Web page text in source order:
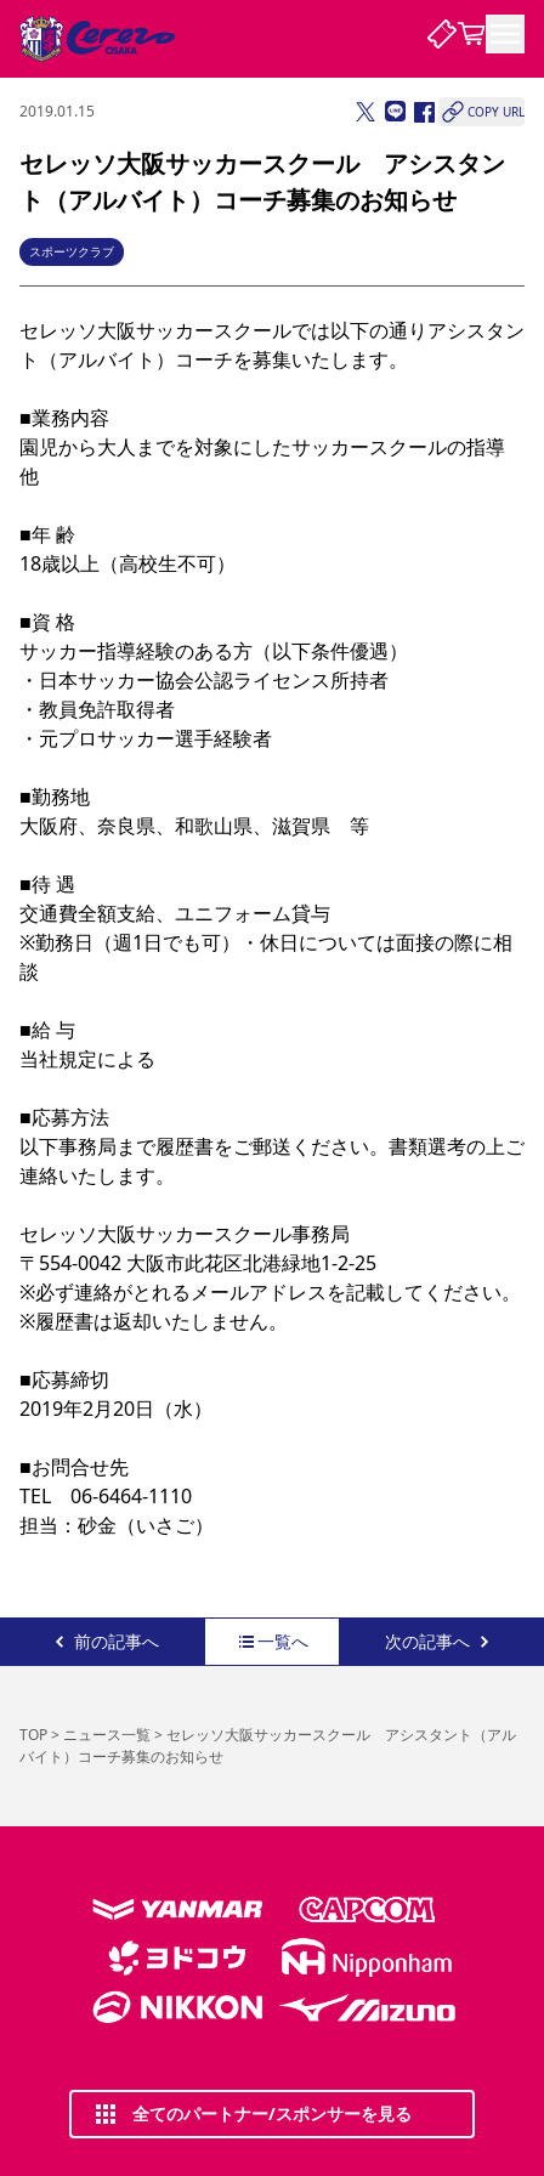
試合・チーム
試合について
試合日程 / 結果
チームについて
選手・スタッフ スケジュール メディア情報 アクセス
レディース
アカデミー ハナサカプレーヤー 歴代所属選手
観戦する
チケット
チケット情報 販売スケジュール 価格・席種 購入方法
シーズンシート
法人シーズンシート 福祉サービス
特定興行入場券
譲渡サービス リセールサービス
観戦ガイド
初めて観戦ガイド キッズ向けサービス グルメ
マッチデープログラム
YANMAR HANASAKA STADIUM
DAZNで観戦
アウェイツアー
アウェイツアー
よくある質問
クラブを知る
セレッソ大阪について
クラブ紹介
サポートする
Lise（ライセンスビジネス）
サステナビリティポリシー
活動レポート SPORT POSITIVE LEAGUES 取り組み実績
スポーツクラブ
スポーツクラブ
長居公園 セレッソフットサルパーク セレッソフットサルパーク長居
セレッソスポーツパーク舞洲 YANMAR HANASAKA STADIUM
大人のサッカースクール
ファンクラブ
ファンクラブ
ニュース
ニュース
すべて チーム グッズ チケット
レディース
アカデミー
2019.01.15 COPY URL
セレッソ大阪サッカースクール アシスタン
ト（アルバイト）コーチ募集のお知らせ
スポーツクラブ
セレッソ大阪サッカースクールでは以下の通りアシスタン
ト（アルバイト）コーチを募集いたします。
■業務内容
園児から大人までを対象にしたサッカースクールの指導
他
■年 齢
18歳以上（高校生不可）
■資 格
サッカー指導経験のある方（以下条件優遇）
・日本サッカー協会公認ライセンス所持者
・教員免許取得者
・元プロサッカー選手経験者
■勤務地
大阪府、奈良県、和歌山県、滋賀県　等
■待 遇
交通費全額支給、ユニフォーム貸与
※勤務日（週1日でも可）・休日については面接の際に相
談
■給 与
当社規定による
■応募方法
以下事務局まで履歴書をご郵送ください。書類選考の上ご
連絡いたします。
セレッソ大阪サッカースクール事務局
〒554-0042 大阪市此花区北港緑地1-2-25
※必ず連絡がとれるメールアドレスを記載してください。
※履歴書は返却いたしません。
■応募締切
2019年2月20日（水）
■お問合せ先
TEL　06-6464-1110
担当：砂金（いさご）
前の記事へ 一覧へ 次の記事へ
TOP> ニュース一覧> セレッソ大阪サッカースクール アシスタント（アル
バイト）コーチ募集のお知らせ
全てのパートナー/スポンサーを見る